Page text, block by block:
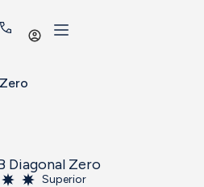
Iniciar
Diagonal Zero
Superior